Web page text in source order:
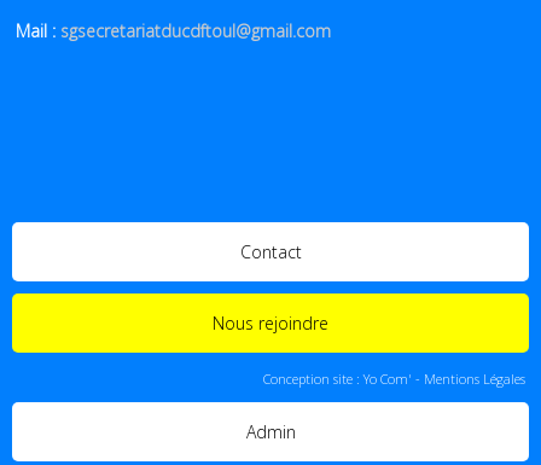
Mail : sgsecretariatducdftoul@gmail.com
Contact
Nous rejoindre
Conception site :Yo Com' - Mentions Légales
Admin